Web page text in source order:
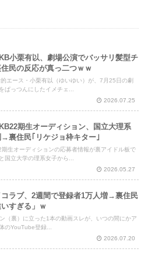
RSS
小栗有以、劇場公演でバッサリ髪型チ
民の反応が真っ二つｗｗ
エース・小栗有以（ゆいゆい）が、7月25日の劇
ぱっつんにしたイメチェ...
2026.07.25
期生オーディション、国立大理系
裏住民｢リケジョ枠キター｣
生オーディションの応募者情報が裏アイドル板で
国立大学の理系女子から...
2026.05.27
コラブ、2週間で登録者1万人増→裏住民
いすぎる」ｗ
（裏）に立った1本の動画スレが、いつの間にかア
のYouTube登録...
2026.07.20